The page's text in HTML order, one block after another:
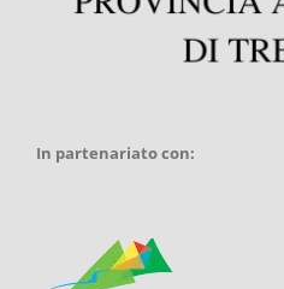
In partenariato con: